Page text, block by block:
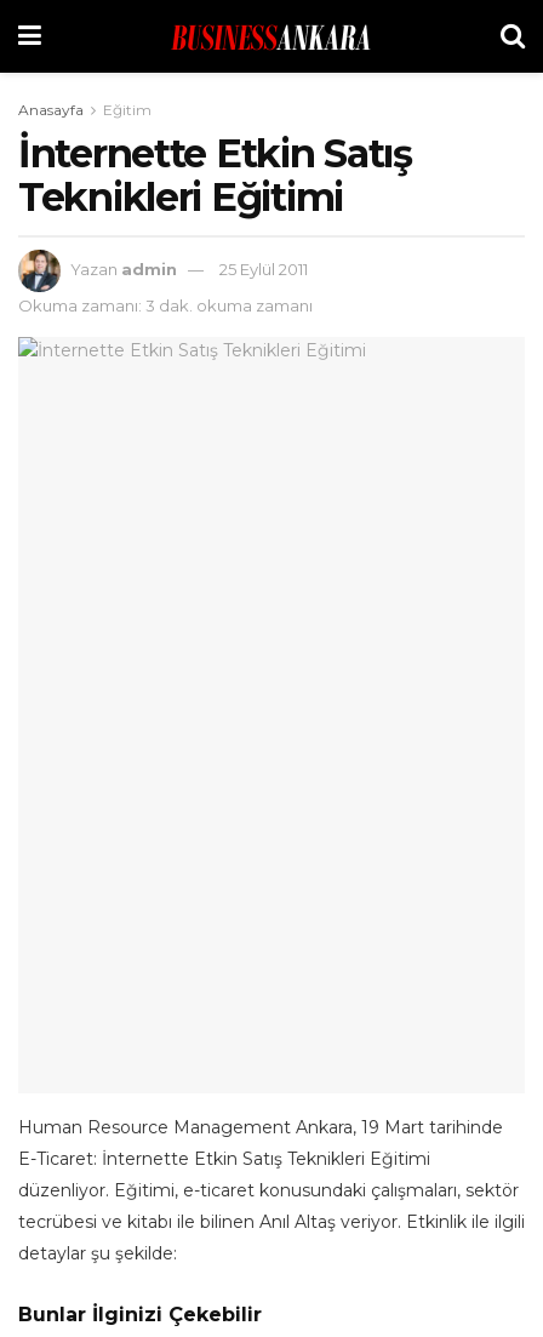
Anasayfa Eğitim
İnternette Etkin Satış
Teknikleri Eğitimi
Yazan admin
25 Eylül 2011
Okuma zamanı: 3 dak. okuma zamanı
Human Resource Management Ankara, 19 Mart tarihinde
E-Ticaret: İnternette Etkin Satış Teknikleri Eğitimi
düzenliyor. Eğitimi, e-ticaret konusundaki çalışmaları, sektör
tecrübesi ve kitabı ile bilinen Anıl Altaş veriyor. Etkinlik ile ilgili
detaylar şu şekilde:
Bunlar İlginizi Çekebilir